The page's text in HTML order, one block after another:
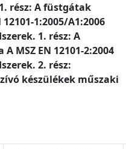
rész: A füstgátak
1:2005/A1:2006
1. rész: A
MSZ EN 12101-2:2004
2. rész:
készülékek műszaki